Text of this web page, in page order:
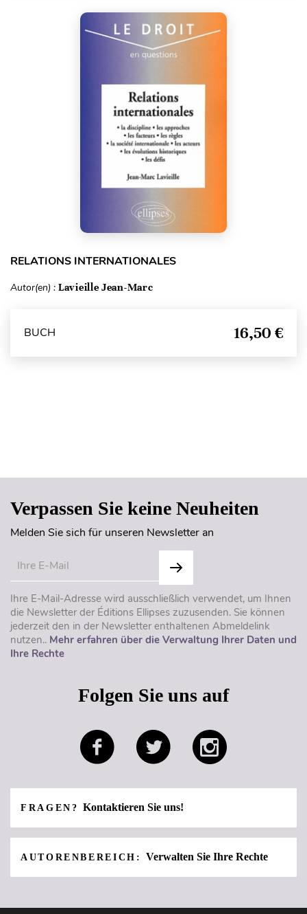
RELATIONS INTERNATIONALES
Autor(en) : Lavieille Jean-Marc
BUCH 16,50 €
Verpassen Sie keine Neuheiten
Melden Sie sich für unseren Newsletter an
Ihre E-Mail-Adresse wird ausschließlich verwendet, um Ihnen
die Newsletter der Éditions Ellipses zuzusenden. Sie können
jederzeit den in der Newsletter enthaltenen Abmeldelink
nutzen.. Mehr erfahren über die Verwaltung Ihrer Daten und
Ihre Rechte
Folgen Sie uns auf
FRAGEN?Kontaktieren Sie uns!
AUTORENBEREICH:Verwalten Sie Ihre Rechte